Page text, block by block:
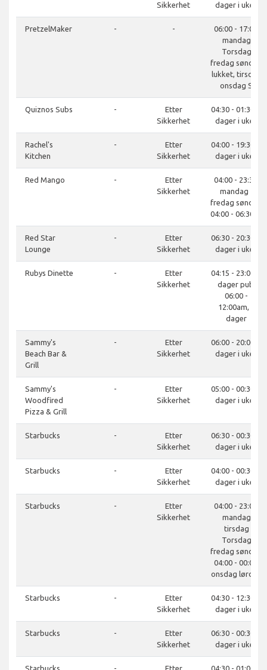
Sikkerhet
dager i uken
PretzelMaker - -
06:00 - 17:00,
mandag
Torsdag
fredag søndag
lukket, tirsdag
onsdag S
Quiznos Subs -
Etter
Sikkerhet
04:30 - 01:30, 7
dager i uken
Rachel's
Kitchen
-
Etter
Sikkerhet
04:00 - 19:30, 7
dager i uken
Red Mango -
Etter
Sikkerhet
04:00 - 23:30,
mandag -
fredag søndag
04:00 - 06:30, S
Red Star
Lounge
-
Etter
Sikkerhet
06:30 - 20:30, 7
dager i uken
Rubys Dinette -
Etter
Sikkerhet
04:15 - 23:00, 7
dager pub:
06:00 -
12:00am, 7
dager
Sammy's
Beach Bar &
Grill
-
Etter
Sikkerhet
06:00 - 20:00, 7
dager i uken
Sammy's
Woodfired
Pizza & Grill
-
Etter
Sikkerhet
05:00 - 00:30, 7
dager i uken
Starbucks -
Etter
Sikkerhet
06:30 - 00:30, 7
dager i uken
Starbucks -
Etter
Sikkerhet
04:00 - 00:30, 7
dager i uken
Starbucks -
Etter
Sikkerhet
04:00 - 23:00,
mandag
tirsdag
Torsdag
fredag søndag
04:00 - 00:00,
onsdag lørdag
Starbucks -
Etter
Sikkerhet
04:30 - 12:30, 7
dager i uken
Starbucks -
Etter
Sikkerhet
06:30 - 00:30, 7
dager i uken